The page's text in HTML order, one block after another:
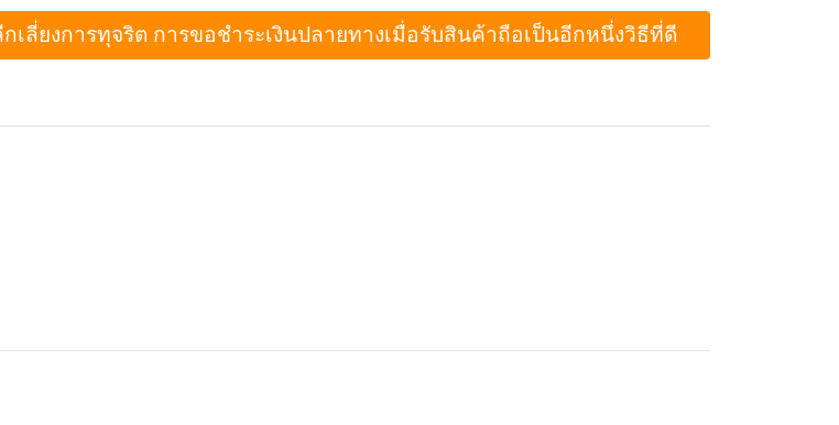
ลี่ยงการทุจริต การขอชำระเงินปลายทางเมื่อรับสินค้าถือเป็นอีกหนึ่งวิธีที่ดี